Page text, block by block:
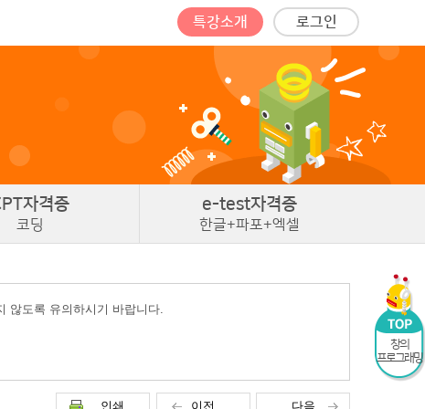
특강소개 로그인
자격증
코딩
e-test자격증
한글+파포+엑셀
않도록 유의하시기 바랍니다.
인쇄 이전 다음
창의
프로그래밍